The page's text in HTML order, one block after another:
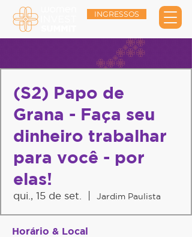
INGRESSOS
(S2) Papo de
Grana - Faça seu
dinheiro trabalhar
para você - por
elas!
qui., 15 de set. Jardim Paulista
Horário & Local